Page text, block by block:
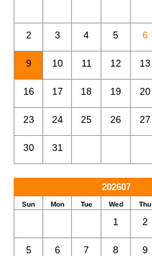
2 3 4 5 6
9 10 11 12 13
16 17 18 19 20
23 24 25 26 27
30 31
202607
Sun Mon Tue Wed Thu
1 2
5 6 7 8 9